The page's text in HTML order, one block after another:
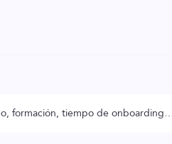
formación, tiempo de